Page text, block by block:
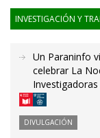
INVESTIGACIÓN Y
Un Paraninfo
celebrar La
Investigadoras
DIVULGACIÓN